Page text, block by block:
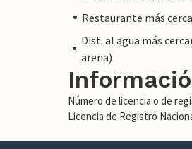
Restaurante más
Dist. al agua más
arena)
Número de licencia o de
Licencia de Registro